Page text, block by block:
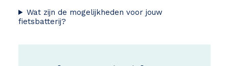
Wat zijn de mogelijkheden voor jouw
fietsbatterij?